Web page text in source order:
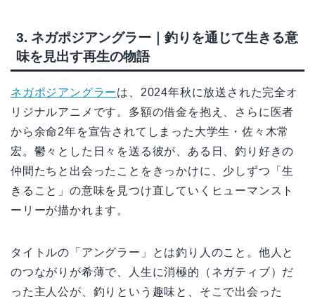
3. ネガポジアングラー｜釣りを通じて生きる意
味を見出す再生の物語
ネガポジアングラーは、2024年秋に放送された完全オ
リジナルアニメです。多額の借金を抱え、さらに医者
から余命2年を宣告されてしまった大学生・佐々木常
宏。鬱々とした日々を送る彼が、ある日、釣り好きの
仲間たちと出会ったことをきっかけに、少しずつ「生
きること」の意味を見つけ直していくヒューマンスト
ーリーが描かれます。
タイトルの「アングラー」とは釣り人のこと。他人と
のつながりが希薄で、人生に消極的（ネガティブ）だ
った主人公が、釣りという趣味と、そこで出会った